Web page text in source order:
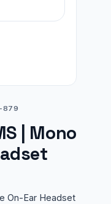
879
| Mono
On-Ear Headset